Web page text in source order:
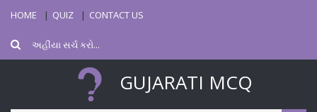
HOME QUIZ CONTACT US
GUJARATI MCQ